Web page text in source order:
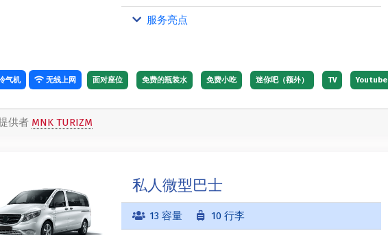
服务亮点
气机 无线上网 面对座位 免费的瓶装水 免费小吃 迷你吧（额外） TV Youtube
供者 MNK TURIZM
私人微型巴士
13 容量 10 行李